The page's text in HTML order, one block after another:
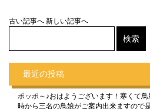
古い記事へ 新しい記事へ
最近の投稿
ポッポ～♪おはようございます！寒くて
時から三名の鳥娘がご案内出来ますので